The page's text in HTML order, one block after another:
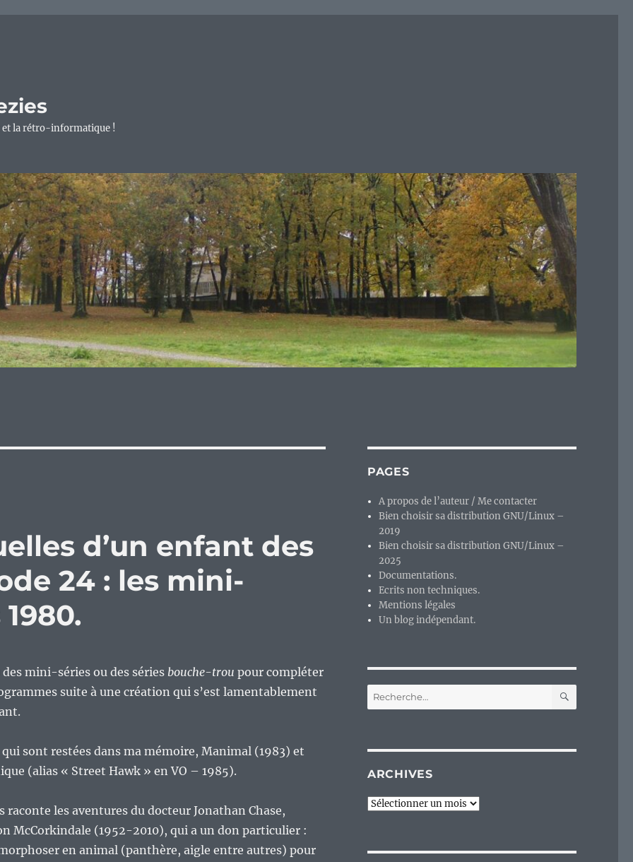
et la rétro-informatique !
d’un enfant des
24 : les mini-
mini-séries ou des séries bouche-trou pour compléter
suite à une création qui s’est lamentablement
qui sont restées dans ma mémoire, Manimal (1983) et
(alias « Street Hawk » en VO – 1985).
raconte les aventures du docteur Jonathan Chase,
McCorkindale (1952-2010), qui a un don particulier :
en animal (panthère, aigle entre autres) pour
PAGES
A propos de l’auteur / Me contacter
Bien choisir sa distribution GNU/Linux –
2019
Bien choisir sa distribution GNU/Linux –
2025
Documentations.
Ecrits non techniques.
Mentions légales
Un blog indépendant.
Recherche
pour :
ARCHIVES
Archives